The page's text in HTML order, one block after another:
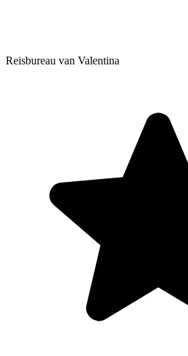
Reisbureau van Valentina